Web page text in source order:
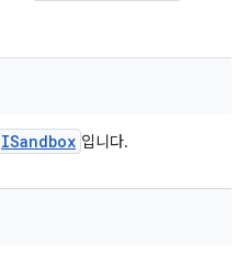
ISandbox 입니다.